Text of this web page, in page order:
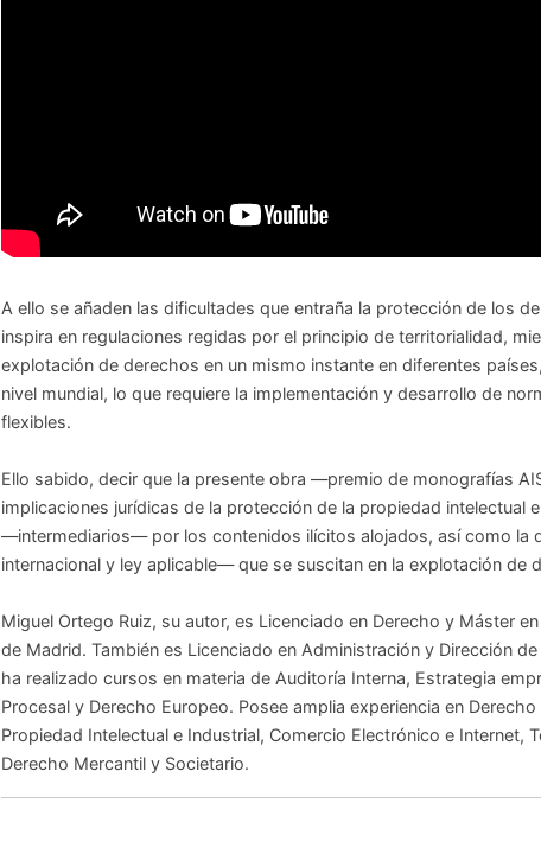
A ello se añaden las dificultades que entraña la protección de los
inspira en regulaciones regidas por el principio de territorialidad,
explotación de derechos en un mismo instante en diferentes
nivel mundial, lo que requiere la implementación y desarrollo de
flexibles.
Ello sabido, decir que la presente obra —premio de monografías
implicaciones jurídicas de la protección de la propiedad intelectual
—intermediarios— por los contenidos ilícitos alojados, así como la
internacional y ley aplicable— que se suscitan en la explotación de
Miguel Ortego Ruiz, su autor, es Licenciado en Derecho y Máster
de Madrid. También es Licenciado en Administración y Dirección
ha realizado cursos en materia de Auditoría Interna, Estrategia
Procesal y Derecho Europeo. Posee amplia experiencia en
Propiedad Intelectual e Industrial, Comercio Electrónico e Internet,
Derecho Mercantil y Societario.